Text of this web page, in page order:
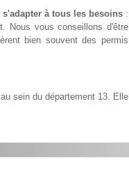
s'adapter à tous les besoins:
Nous vous conseillons d'être
bien souvent des permis
sein du département 13. Elle